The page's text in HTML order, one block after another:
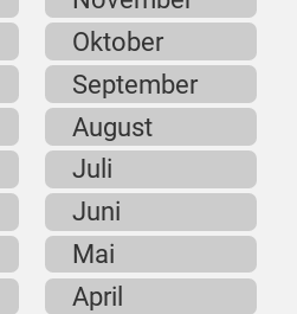
Oktober
September
August
Juli
Juni
Mai
April